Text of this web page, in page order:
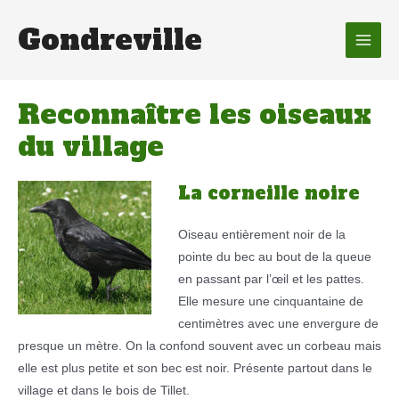
Gondreville
Main
Reconnaître les oiseaux
du village
La corneille noire
Oiseau entièrement noir de la
pointe du bec au bout de la queue
en passant par l’œil et les pattes.
Elle mesure une cinquantaine de
centimètres avec une envergure de
presque un mètre. On la confond souvent avec un corbeau mais
elle est plus petite et son bec est noir. Présente partout dans le
village et dans le bois de Tillet.